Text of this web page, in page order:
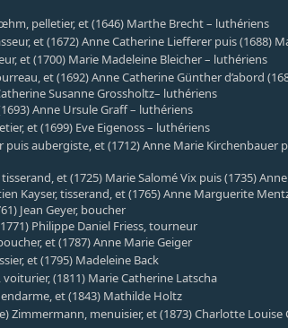
pelletier, et (1646) Marthe Brecht – luthériens
et (1672) Anne Catherine Liefferer puis (1688)
et (1700) Marie Madeleine Bleicher – luthériens
et (1692) Anne Catherine Günther d’abord
Susanne Grossholtz– luthériens
Anne Ursule Graff – luthériens
et (1699) Eve Eigenoss – luthériens
puis aubergiste, et (1712) Anne Marie
tisserand, et (1725) Marie Salomé Vix puis (1735)
Kayser, tisserand, et (1765) Anne Marguerite
Jean Geyer, boucher
Philippe Daniel Friess, tourneur
et (1787) Anne Marie Geiger
et (1795) Madeleine Back
(1811) Marie Catherine Latscha
et (1843) Mathilde Holtz
Zimmermann, menuisier, et (1873) Charlotte